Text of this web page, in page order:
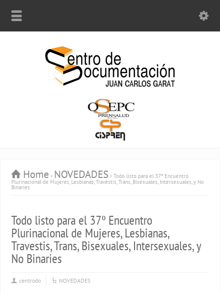
Home NOVEDADES
Todo listo para el 37º Encuentro
Plurinacional de Mujeres, Lesbianas, Travestis, Trans, Bisexuales, Intersexuales, y No
Binaries
Todo listo para el 37º Encuentro
Plurinacional de Mujeres, Lesbianas,
Travestis, Trans, Bisexuales, Intersexuales, y
No Binaries
centrodo NOVEDADES